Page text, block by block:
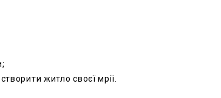
житло своєї мрії.